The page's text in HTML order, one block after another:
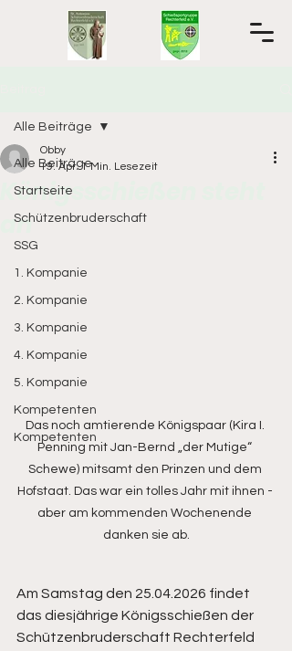
Alle Beiträge
Startseite
Schützenbruderschaft
SSG
1. Kompanie
2. Kompanie
3. Kompanie
4. Kompanie
5. Kompanie
Kompetenten
Kompetenten
Alle Beiträge
Königsschießen steht
an
Obby
19. Apr. 1 Min. Lesezeit
Das noch amtierende Königspaar (Kira I.
Penning mit Jan-Bernd „der Mutige“
Schewe) mitsamt den Prinzen und dem
Hofstaat. Das war ein tolles Jahr mit ihnen -
aber am kommenden Wochenende
danken sie ab.
Am Samstag den 25.04.2026 findet
das diesjährige Königsschießen der
Schützenbruderschaft Rechterfeld